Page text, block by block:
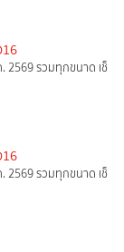
รวมทุกขนาด เช็
รวมทุกขนาด เช็